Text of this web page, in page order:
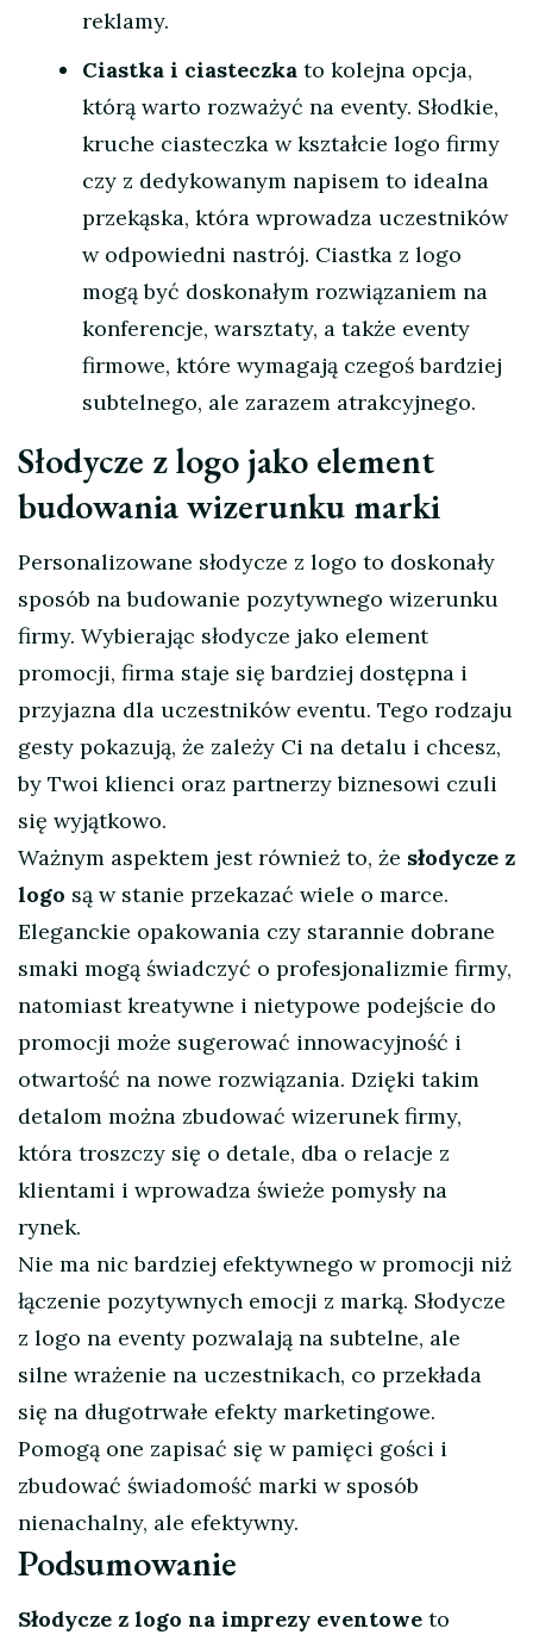
reklamy.
Ciastka i ciasteczka to kolejna opcja,
którą warto rozważyć na eventy. Słodkie,
kruche ciasteczka w kształcie logo firmy
czy z dedykowanym napisem to idealna
przekąska, która wprowadza uczestników
w odpowiedni nastrój. Ciastka z logo
mogą być doskonałym rozwiązaniem na
konferencje, warsztaty, a także eventy
firmowe, które wymagają czegoś bardziej
subtelnego, ale zarazem atrakcyjnego.
Słodycze z logo jako element
budowania wizerunku marki
Personalizowane słodycze z logo to doskonały
sposób na budowanie pozytywnego wizerunku
firmy. Wybierając słodycze jako element
promocji, firma staje się bardziej dostępna i
przyjazna dla uczestników eventu. Tego rodzaju
gesty pokazują, że zależy Ci na detalu i chcesz,
by Twoi klienci oraz partnerzy biznesowi czuli
się wyjątkowo.
Ważnym aspektem jest również to, że słodycze z
logo są w stanie przekazać wiele o marce.
Eleganckie opakowania czy starannie dobrane
smaki mogą świadczyć o profesjonalizmie firmy,
natomiast kreatywne i nietypowe podejście do
promocji może sugerować innowacyjność i
otwartość na nowe rozwiązania. Dzięki takim
detalom można zbudować wizerunek firmy,
która troszczy się o detale, dba o relacje z
klientami i wprowadza świeże pomysły na
rynek.
Nie ma nic bardziej efektywnego w promocji niż
łączenie pozytywnych emocji z marką. Słodycze
z logo na eventy pozwalają na subtelne, ale
silne wrażenie na uczestnikach, co przekłada
się na długotrwałe efekty marketingowe.
Pomogą one zapisać się w pamięci gości i
zbudować świadomość marki w sposób
nienachalny, ale efektywny.
Podsumowanie
Słodycze z logo na imprezy eventowe to